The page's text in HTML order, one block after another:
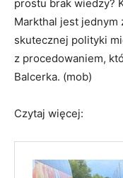
prostu brak wiedzy?
Markthal jest jednym
skutecznej polityki
z procedowaniem,
Balcerka. (mob)
Czytaj więcej: